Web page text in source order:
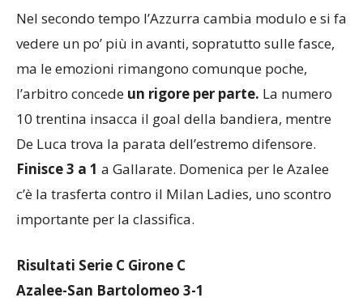
Nel secondo tempo l’Azzurra cambia modulo e si fa
vedere un po’ più in avanti, sopratutto sulle fasce,
ma le emozioni rimangono comunque poche,
l’arbitro concede un rigore per parte. La numero
10 trentina insacca il goal della bandiera, mentre
De Luca trova la parata dell’estremo difensore.
Finisce 3 a 1 a Gallarate. Domenica per le Azalee
c’è la trasferta contro il Milan Ladies, uno scontro
importante per la classifica.
Risultati Serie C Girone C
Azalee-San Bartolomeo 3-1